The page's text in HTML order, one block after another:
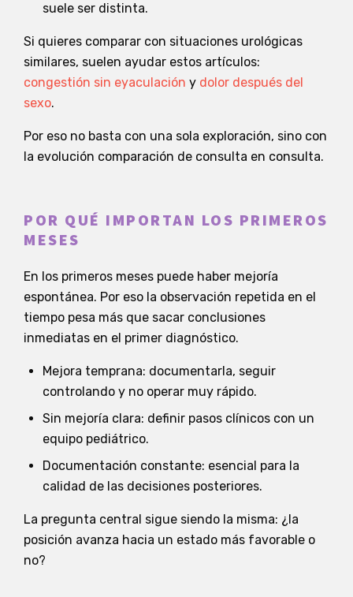
suele ser distinta.
Si quieres comparar con situaciones urológicas
similares, suelen ayudar estos artículos:
congestión sin eyaculación y dolor después del
sexo.
Por eso no basta con una sola exploración, sino con
la evolución comparación de consulta en consulta.
POR QUÉ IMPORTAN LOS PRIMEROS
MESES
En los primeros meses puede haber mejoría
espontánea. Por eso la observación repetida en el
tiempo pesa más que sacar conclusiones
inmediatas en el primer diagnóstico.
Mejora temprana: documentarla, seguir
controlando y no operar muy rápido.
Sin mejoría clara: definir pasos clínicos con un
equipo pediátrico.
Documentación constante: esencial para la
calidad de las decisiones posteriores.
La pregunta central sigue siendo la misma: ¿la
posición avanza hacia un estado más favorable o
no?